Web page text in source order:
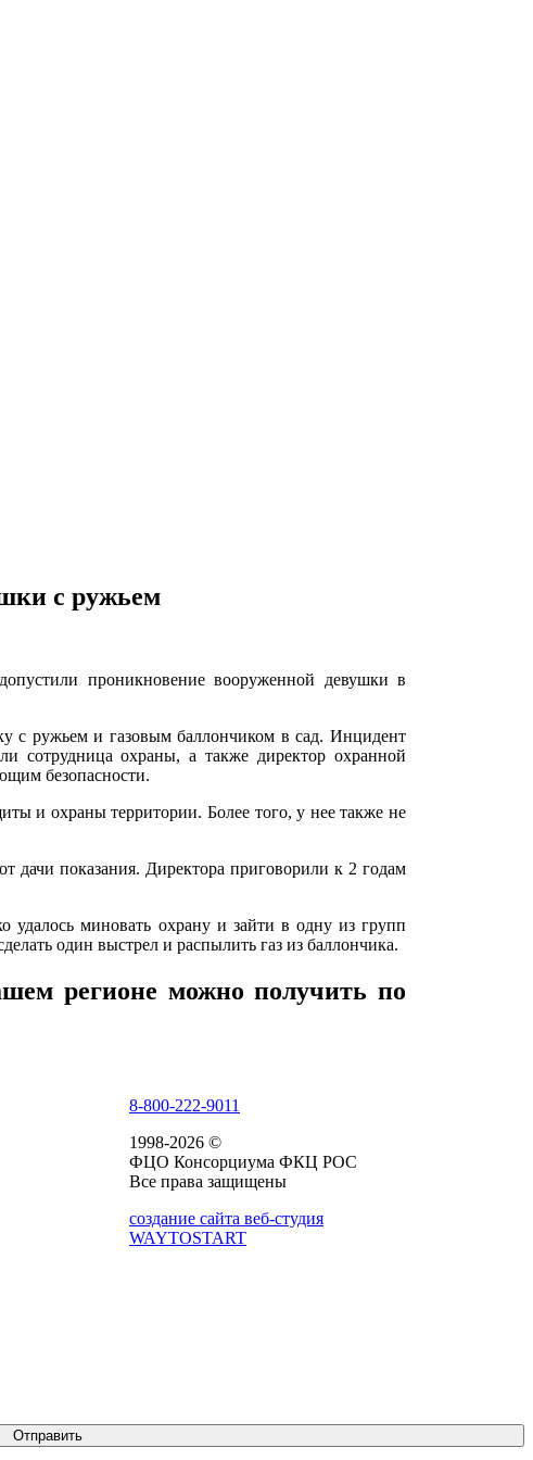
с ружьем
проникновение вооруженной девушки в
с ружьем и газовым баллончиком в сад. Инцидент
сотрудница охраны, а также директор охранной
безопасности.
и охраны территории. Более того, у нее также не
дачи показания. Директора приговорили к 2 годам
удалось миновать охрану и зайти в одну из групп
один выстрел и распылить газ из баллончика.
регионе можно получить по
8-800-222-9011
1998-2026 ©
ФЦО Консорциума ФКЦ РОС
Все права защищены
создание сайта веб-студия
WAYTOSTART
Отправить